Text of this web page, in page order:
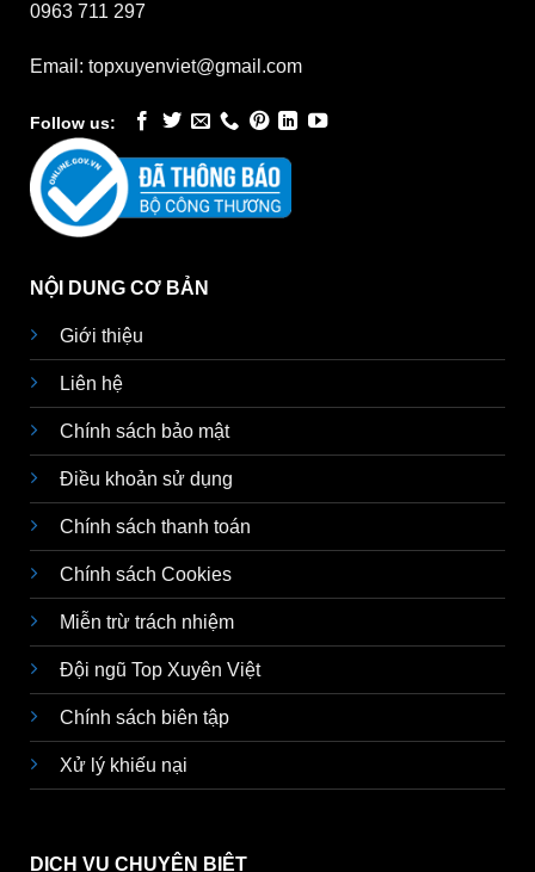
0963 711 297
Email: topxuyenviet@gmail.com
Follow us:
NỘI DUNG CƠ BẢN
Giới thiệu
Liên hệ
Chính sách bảo mật
Điều khoản sử dụng
Chính sách thanh toán
Chính sách Cookies
Miễn trừ trách nhiệm
Đội ngũ Top Xuyên Việt
Chính sách biên tập
Xử lý khiếu nại
DỊCH VỤ CHUYÊN BIỆT